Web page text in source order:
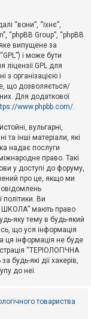
“вони”, “їхнє”,
“phpBB Group”, “phpBB
випущене за
і може бути
GPL для
з організацією і
що дозволяється/
Для додаткової
www.phpbb.com/.
вульгарні,
та інші матеріали, які
надає послуги
право. Такі
у доступі до форуму,
про це, якщо ми
Ви
ШКОЛА” мають право
яку тему в будь-який
що уся інформація
ця інформація не буде
“ТЕРІОЛОГІЧНА
будь-які дії хакерів,
до неї.
товариства